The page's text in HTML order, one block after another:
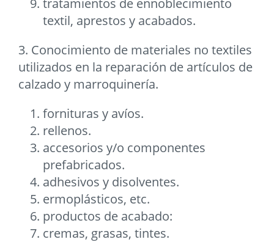
tratamientos de ennoblecimiento
textil, aprestos y acabados.
3. Conocimiento de materiales no textiles
utilizados en la reparación de artículos de
calzado y marroquinería.
fornituras y avíos.
rellenos.
accesorios y/o componentes
prefabricados.
adhesivos y disolventes.
ermoplásticos, etc.
productos de acabado:
cremas, grasas, tintes.